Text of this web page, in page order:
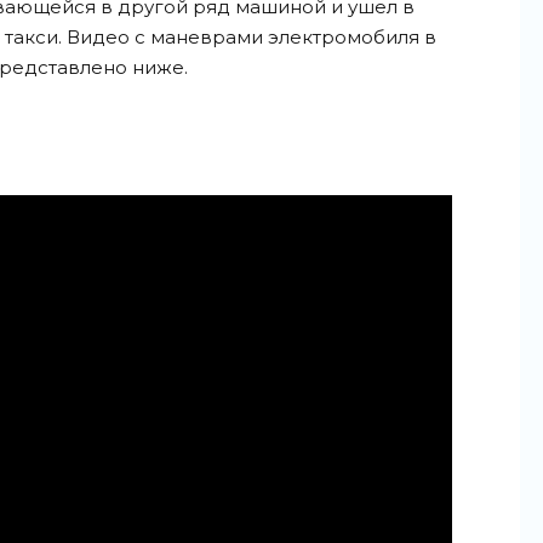
в другой ряд машиной и ушел в
Видео с маневрами электромобиля в
ниже.